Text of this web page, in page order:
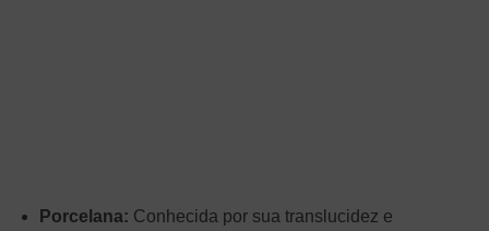
Porcelana: Conhecida por sua translucidez e